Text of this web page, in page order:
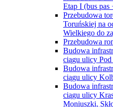
Etap I (bus pas
Przebudowa
Toruńskiej na
Wielkiego do
Przebudowa
Budowa
ciągu ulicy Pod
Budowa
ciągu ulicy
Budowa
ciągu ulicy
Moniuszki,